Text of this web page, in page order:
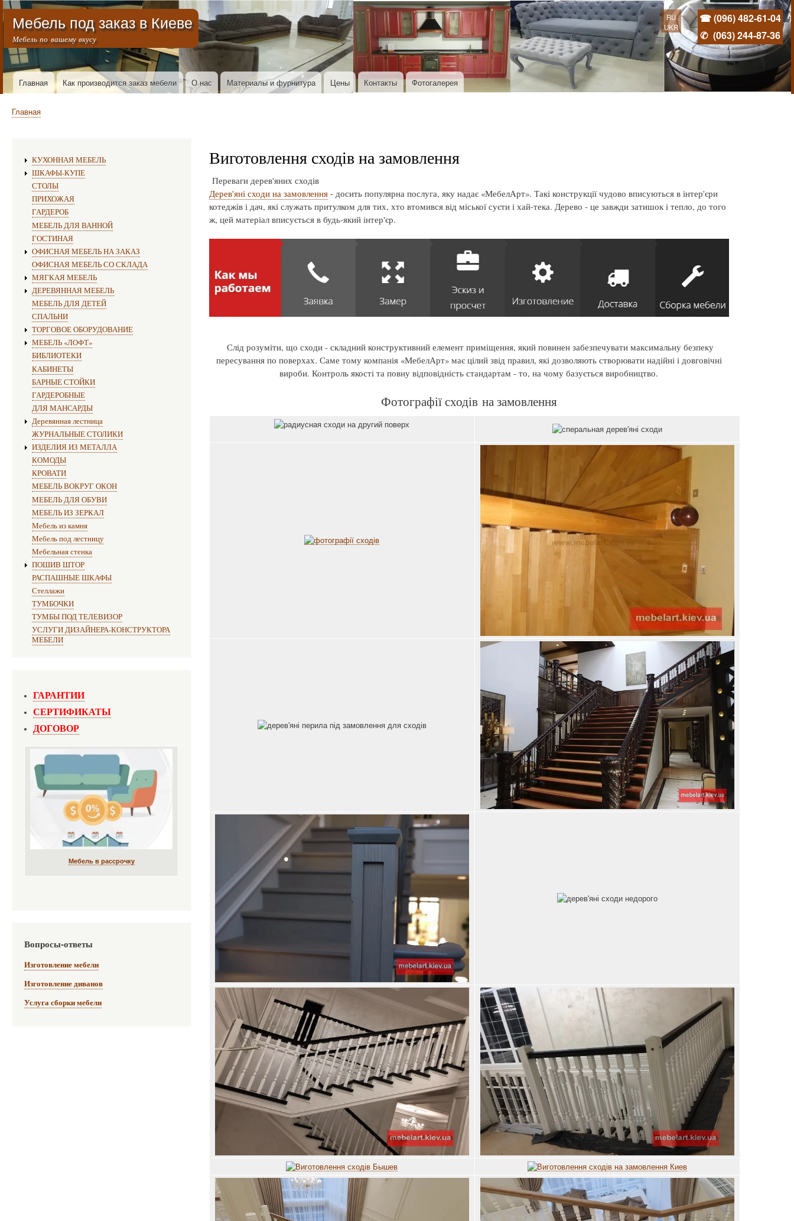
Перейти к основному содержанию
Меню учётной записи пользователя
Мебель под заказ в Киеве
Мебель по вашему вкусу
☎ (096) 482-61-04
✆ (063) 244-87-36
RU
UKR
Горизонтальное меню
Главная Как производится заказ мебели О нас Материалы и фурнитура Цены Контакты Фотогалерея
Строка навигации
Главная
Виготовлення сходів на замовлення
Переваги дерев'яних сходів
Дерев'яні сходи на замовлення- досить популярна послуга, яку надає «МебелАрт». Такі конструкції чудово вписуються в інтер'єри
котеджів і дач, які служать притулком для тих, хто втомився від міської суєти і хай-тека. Дерево - це завжди затишок і тепло, до того
ж, цей матеріал вписується в будь-який інтер'єр.
Слід розуміти, що сходи - складний конструктивний елемент приміщення, який повинен забезпечувати максимальну безпеку
пересування по поверхах. Саме тому компанія «МебелАрт» має цілий звід правил, які дозволяють створювати надійні і довговічні
вироби. Контроль якості та повну відповідність стандартам - то, на чому базується виробництво.
Фотографії сходів на замовлення
КУХОННАЯ МЕБЕЛЬ
ШКАФЫ-КУПЕ
СТОЛЫ
ПРИХОЖАЯ
ГАРДЕРОБ
МЕБЕЛЬ ДЛЯ ВАННОЙ
ГОСТИНАЯ
ОФИСНАЯ МЕБЕЛЬ НА ЗАКАЗ
ОФИСНАЯ МЕБЕЛЬ СО СКЛАДА
МЯГКАЯ МЕБЕЛЬ
ДЕРЕВЯННАЯ МЕБЕЛЬ
МЕБЕЛЬ ДЛЯ ДЕТЕЙ
СПАЛЬНИ
ТОРГОВОЕ ОБОРУДОВАНИЕ
МЕБЕЛЬ «ЛОФТ»
БИБЛИОТЕКИ
КАБИНЕТЫ
БАРНЫЕ СТОЙКИ
ГАРДЕРОБНЫЕ
ДЛЯ МАНСАРДЫ
Деревянная лестница
ЖУРНАЛЬНЫЕ СТОЛИКИ
ИЗДЕЛИЯ ИЗ МЕТАЛЛА
КОМОДЫ
КРОВАТИ
МЕБЕЛЬ ВОКРУГ ОКОН
МЕБЕЛЬ ДЛЯ ОБУВИ
МЕБЕЛЬ ИЗ ЗЕРКАЛ
Мебель из камня
Мебель под лестницу
Мебельная стенка
ПОШИВ ШТОР
РАСПАШНЫЕ ШКАФЫ
Стеллажи
ТУМБОЧКИ
ТУМБЫ ПОД ТЕЛЕВИЗОР
УСЛУГИ ДИЗАЙНЕРА-КОНСТРУКТОРА
МЕБЕЛИ
ГАРАНТИИ
СЕРТИФИКАТЫ
ДОГОВОР
Мебель в рассрочку
Вопросы-ответы
Изготовление мебели
Изготовление диванов
Услуга сборки мебели